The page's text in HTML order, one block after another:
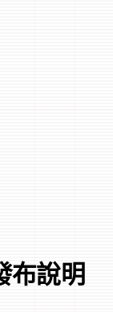
布說明